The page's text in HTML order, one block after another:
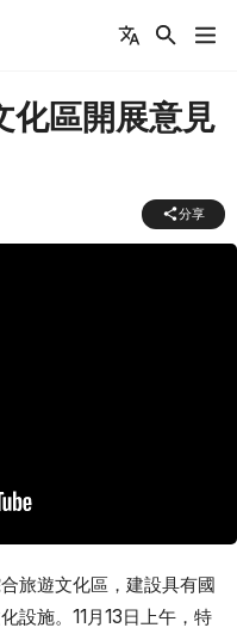
化區開展意見
分享
旅遊文化區，建設具有國
設施。11月13日上午，特